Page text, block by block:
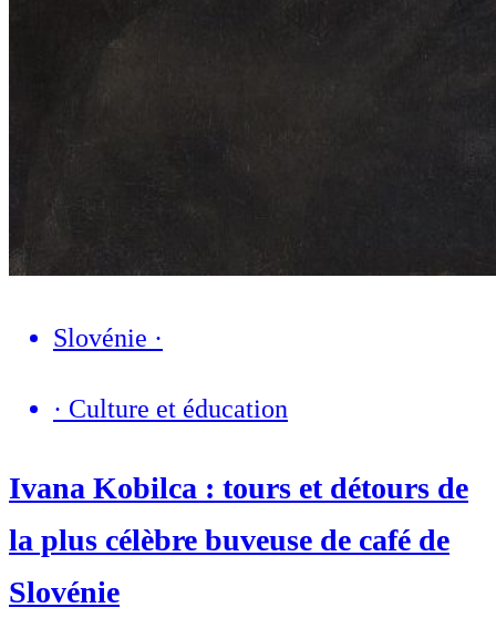
Slovénie ·
· Culture et éducation
Ivana Kobilca : tours et détours de
la plus célèbre buveuse de café de
Slovénie